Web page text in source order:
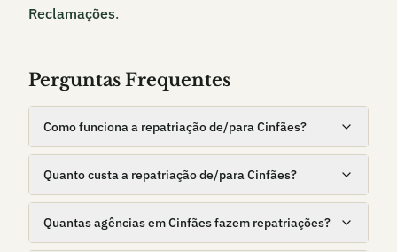
Reclamações.
Perguntas Frequentes
Como funciona a repatriação de/para Cinfães?
Quanto custa a repatriação de/para Cinfães?
Quantas agências em Cinfães fazem repatriações?